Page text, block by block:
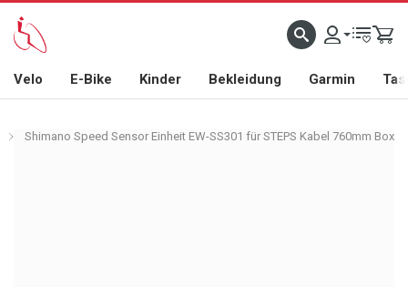
Velo E-Bike Kinder Bekleidung Garmin
Shimano Speed Sensor Einheit EW-SS301 für STEPS Kabel 760mm Box